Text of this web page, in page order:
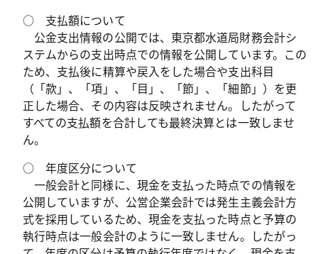
○
支払額について
公金支出情報の公開では、東京都水道局財務会計シ
ステムからの支出時点での情報を公開しています。この
ため、支払後に精算や戻入をした場合や支出科目
（「款」、「項」、「目」、「節」、「細節」）を更
正した場合、その内容は反映されません。したがって
すべての支払額を合計しても最終決算とは一致しませ
ん。
○
年度区分について
一般会計と同様に、現金を支払った時点での情報を
公開していますが、公営企業会計では発生主義会計方
式を採用しているため、現金を支払った時点と予算の
執行時点は一般会計のように一致しません。したがっ